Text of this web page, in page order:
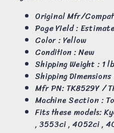
Original Mfr/
Page Yield :
Color : Yellow
Condition : New
Shipping Weight : 1
Shipping
Mfr PN: TK8529Y /
Machine Section :
Fits these models:
, 3553ci , 4052ci ,